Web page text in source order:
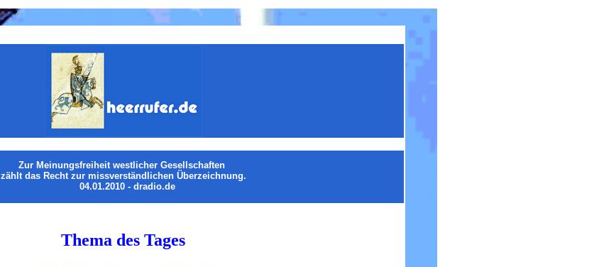
Zur Meinungsfreiheit westlicher Gesellschaften
zählt das Recht zur missverständlichen Überzeichnung.
04.01.2010 - dradio.de
Thema des Tages